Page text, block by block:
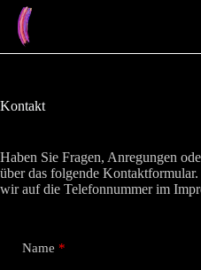
Zum
Inhalt
springen
Kontakt
Haben Sie Fragen, Anregungen
über das folgende
wir auf die Telefonnummer im
Name